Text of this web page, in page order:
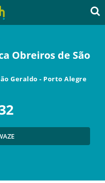
Obreiros de São
Geraldo - Porto Alegre